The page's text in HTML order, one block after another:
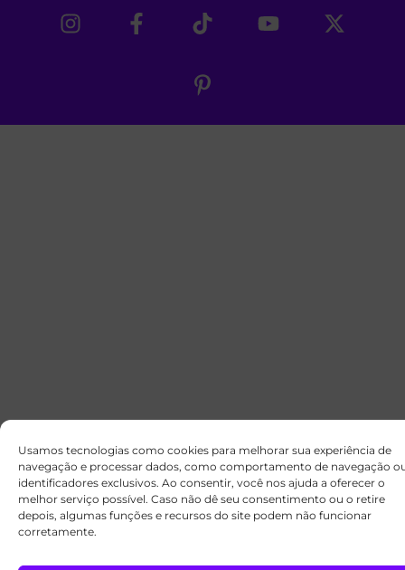
Usamos tecnologias como cookies para melhorar sua experiência de
navegação e processar dados, como comportamento de navegação
identificadores exclusivos. Ao consentir, você nos ajuda a oferecer o
melhor serviço possível. Caso não dê seu consentimento ou o retire
depois, algumas funções e recursos do site podem não funcionar
corretamente.